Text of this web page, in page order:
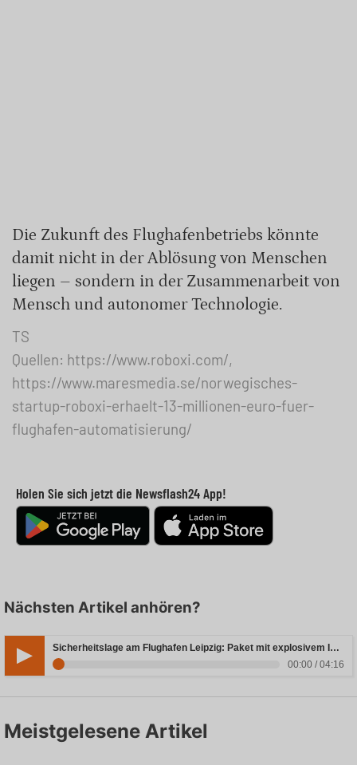
Die Zukunft des Flughafenbetriebs könnte
damit nicht in der Ablösung von Menschen
liegen – sondern in der Zusammenarbeit von
Mensch und autonomer Technologie.
TS
Quellen: https://www.roboxi.com/,
https://www.maresmedia.se/norwegisches-
startup-roboxi-erhaelt-13-millionen-euro-fuer-
flughafen-automatisierung/
Holen Sie sich jetzt die Newsflash24 App!
Nächsten Artikel anhören?
Sicherheitslage am Flughafen Leipzig: Paket mit explosivem Inhalt entdeckt
00:00 / 04:16
Meistgelesene Artikel